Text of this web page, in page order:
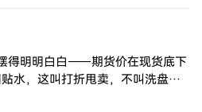
得明明白白——期货价在现货底下
水，这叫打折甩卖，不叫洗盘。
摁在地上摩擦，多空比跌破均衡